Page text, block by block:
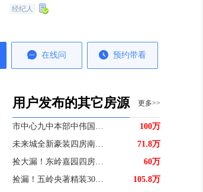
经纪人
在线问 预约带看
更多>>
用户发布的其它房源
100万
市中心九中本部中伟国际楼王五房
71.8万
未来城全新豪装四房南北通七米长阳
60万
捡大漏！东岭嘉园四房平层南北通带
105.8万
捡漏！五岭央著精装30多万带电梯